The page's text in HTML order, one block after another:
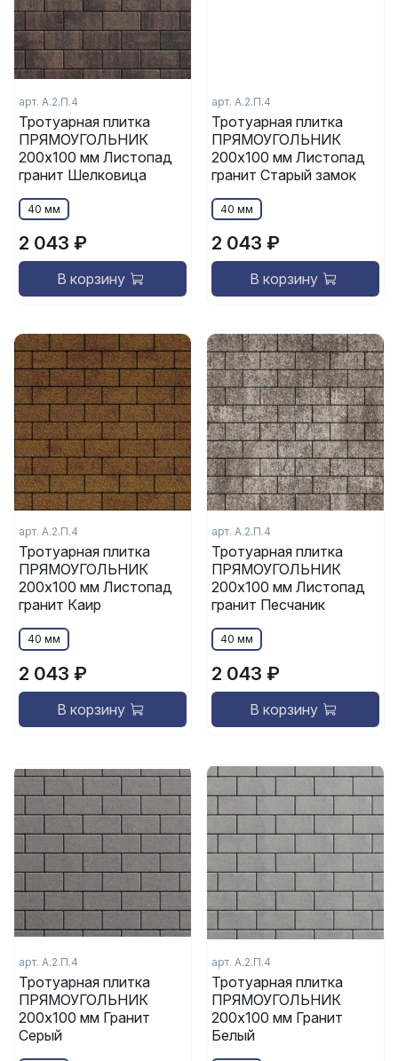
арт. А.2.П.4
Тротуарная плитка
ПРЯМОУГОЛЬНИК
200x100 мм Листопад
гранит Шелковица
40 мм
2 043 ₽
В корзину
арт. А.2.П.4
Тротуарная плитка
ПРЯМОУГОЛЬНИК
200x100 мм Листопад
гранит Старый замок
40 мм
2 043 ₽
В корзину
арт. А.2.П.4
Тротуарная плитка
ПРЯМОУГОЛЬНИК
200x100 мм Листопад
гранит Каир
40 мм
2 043 ₽
В корзину
арт. А.2.П.4
Тротуарная плитка
ПРЯМОУГОЛЬНИК
200x100 мм Листопад
гранит Песчаник
40 мм
2 043 ₽
В корзину
арт. А.2.П.4
Тротуарная плитка
ПРЯМОУГОЛЬНИК
200x100 мм Гранит
Серый
арт. А.2.П.4
Тротуарная плитка
ПРЯМОУГОЛЬНИК
200x100 мм Гранит
Белый